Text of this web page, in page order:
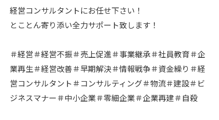
経営コンサルタントにお任せ下さい！
とことん寄り添い全力サポート致します！
＃経営＃経営不振＃売上促進＃事業継承＃社員教育＃企
業再生＃経営改善＃早期解決＃情報戦争＃資金繰り＃経
営コンサルタント＃コンサルティング＃物流＃建設＃ビ
ジネスマナー＃中小企業＃零細企業＃企業再建＃自殺